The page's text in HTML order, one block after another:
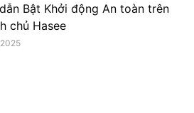
Bật Khởi động An toàn trên
chủ Hasee